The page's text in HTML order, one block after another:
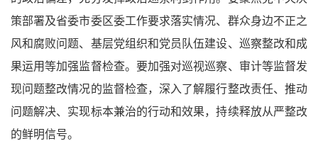
策部署及省委市委区委工作要求落实情况、群众身边不正之
风和腐败问题、基层党组织和党员队伍建设、巡察整改和成
果运用等加强监督检查。要加强对巡视巡察、审计等监督发
现问题整改情况的监督检查，深入了解履行整改责任、推动
问题解决、实现标本兼治的行动和效果，持续释放从严整改
的鲜明信号。